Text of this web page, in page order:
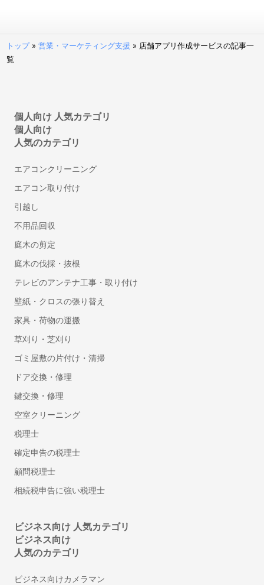
法人カード
不動産向け電子契約システム
補助金申請サポート・代行
建設業向け電子契約システム
セルフレジ
人事・労務
勤怠管理システム
労務管理システム
採用管理システム(ATS)
人事評価システム
給与前払いサービス
Web給与明細システム
人事管理システム
健康管理システム
eラーニングシステム
マイナンバー管理システム
採用サイト制作サービス
安否確認システム
従業員満足度調査ツール
シフト管理システム
給与計算アウトソーシング
人材派遣管理システム
アルコールチェックアプリ
離職防止・定着率向上ツール
福利厚生サービス
トップ»営業・マーケティング支援 » 店舗アプリ作成サービスの記事一
覧
個人向け 人気カテゴリ
個人向け
人気のカテゴリ
エアコンクリーニング
エアコン取り付け
引越し
不用品回収
庭木の剪定
庭木の伐採・抜根
テレビのアンテナ工事・取り付け
壁紙・クロスの張り替え
家具・荷物の運搬
草刈り・芝刈り
ゴミ屋敷の片付け・清掃
ドア交換・修理
鍵交換・修理
空室クリーニング
税理士
確定申告の税理士
顧問税理士
相続税申告に強い税理士
ビジネス向け 人気カテゴリ
ビジネス向け
人気のカテゴリ
ビジネス向けカメラマン